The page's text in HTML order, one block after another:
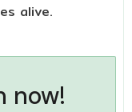
alive.
now!